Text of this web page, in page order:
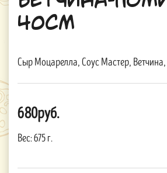
40см
Сыр Моцарелла, Соус Мастер,
680руб.
Вес:675 г.